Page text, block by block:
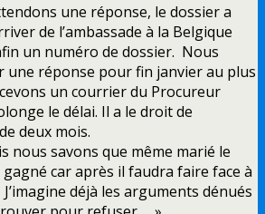
une réponse, le dossier a
de l’ambassade à la Belgique
un numéro de dossier. Nous
une réponse pour fin janvier au plus
un courrier du Procureur
le délai. Il a le droit de
deux mois.
nous savons que même marié le
car après il faudra faire face à
déjà les arguments dénués